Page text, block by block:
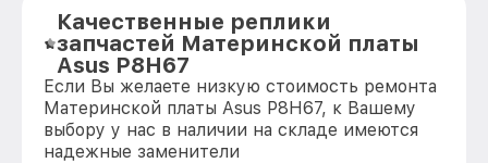
Качественные реплики
запчастей Материнской платы
Asus P8H67
Если Вы желаете низкую стоимость ремонта
Материнской платы Asus P8H67, к Вашему
выбору у нас в наличии на складе имеются
надежные заменители